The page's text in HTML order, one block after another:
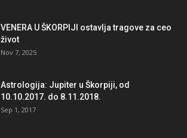
VENERA U ŠKORPIJI ostavlja tragove za ceo
život
Nov 7, 2025
Astrologija: Jupiter u Škorpiji, od
10.10.2017. do 8.11.2018.
Sep 1, 2017